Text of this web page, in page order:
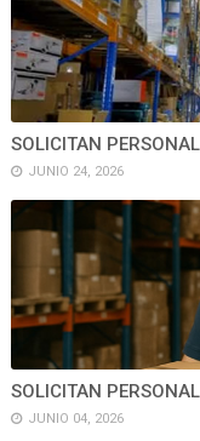
SOLICITAN
JUNIO 24, 2026
SOLICITAN
JUNIO 04, 2026